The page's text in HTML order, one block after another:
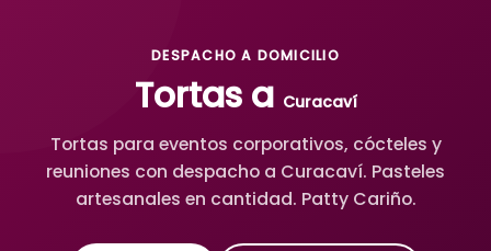
DESPACHO A DOMICILIO
Tortas a Curacaví
Tortas para eventos corporativos, cócteles y
reuniones con despacho a Curacaví. Pasteles
artesanales en cantidad. Patty Cariño.